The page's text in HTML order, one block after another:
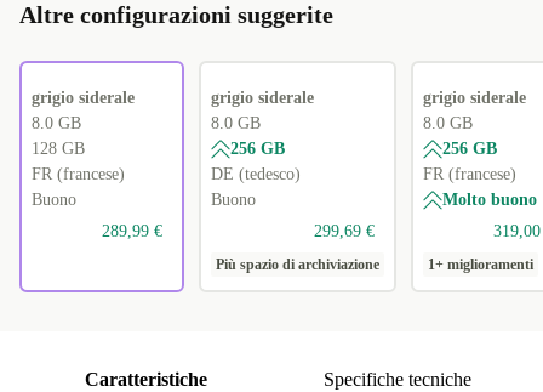
Altre configurazioni suggerite
grigio siderale
8.0 GB
128 GB
FR (francese)
Buono
289,99 €
grigio siderale
8.0 GB
256 GB
DE (tedesco)
Buono
299,69 €
Più spazio di archiviazione
grigio siderale
8.0 GB
256 GB
FR (francese)
Molto buono
1+ miglioramenti
Caratteristiche Specifiche tecniche